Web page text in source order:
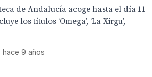
de Andalucía acoge hasta el día 11
los títulos ‘Omega’, ‘La Xirgu’,
hace 9 años